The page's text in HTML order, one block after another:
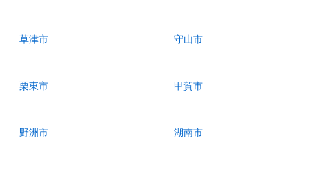
草津市 守山市
栗東市 甲賀市
野洲市 湖南市